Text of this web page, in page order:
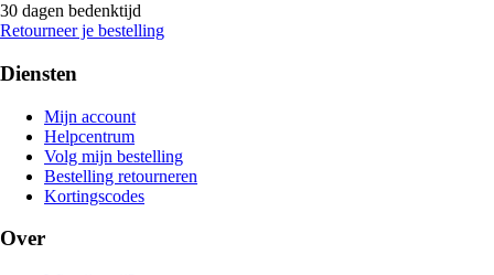
30 dagen bedenktijd
Retourneer je bestelling
Diensten
Mijn account
Helpcentrum
Volg mijn bestelling
Bestelling retourneren
Kortingscodes
Over